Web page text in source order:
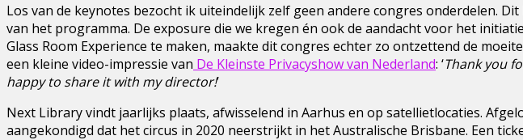
Los van de keynotes bezocht ik uiteindelijk zelf geen andere congres onderdelen.
van het programma. De exposure die we kregen én ook de aandacht voor het
Glass Room Experience te maken, maakte dit congres echter zo ontzettend de
een kleine video-impressie van De Kleinste Privacyshow van Nederland: ‘Thank you
happy to share it with my director!’
Next Library vindt jaarlijks plaats, afwisselend in Aarhus en op satellietlocaties.
aangekondigd dat het circus in 2020 neerstrijkt in het Australische Brisbane. Een